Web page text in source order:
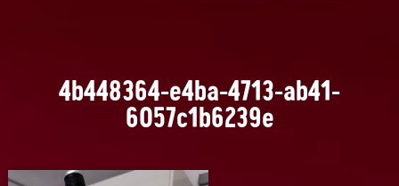
4b448364-e4ba-4713-ab41-
6057c1b6239e